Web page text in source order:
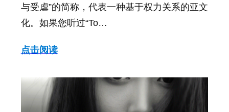
与受虐”的简称，代表一种基于权力关系的亚文
化。如果您听过“To…
点击阅读